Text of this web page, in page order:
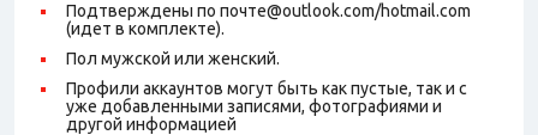
Подтверждены по почте@outlook.com/hotmail.com
(идет в комплекте).
Пол мужской или женский.
Профили аккаунтов могут быть как пустые, так и с
уже добавленными записями, фотографиями и
другой информацией